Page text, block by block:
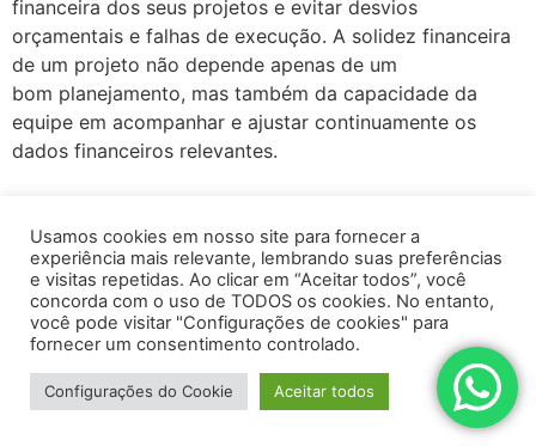
financeira dos seus projetos e evitar desvios
orçamentais e falhas de execução. A solidez financeira
de um projeto não depende apenas de um
bom planejamento, mas também da capacidade da
equipe em acompanhar e ajustar continuamente os
dados financeiros relevantes.
Todos os direitos reservados
Usamos cookies em nosso site para fornecer a
experiência mais relevante, lembrando suas preferências
e visitas repetidas. Ao clicar em “Aceitar todos”, você
concorda com o uso de TODOS os cookies. No entanto,
você pode visitar "Configurações de cookies" para
fornecer um consentimento controlado.
Configurações do Cookie Aceitar todos